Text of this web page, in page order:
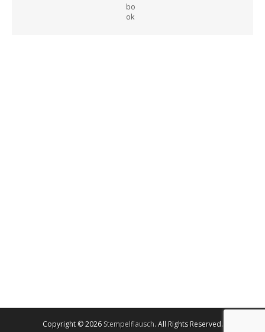
Copyright © 2026Stempelflausch. All Rights Reserved.